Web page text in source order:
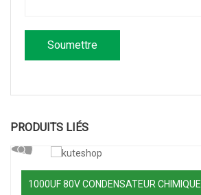
PRODUITS LIÉS
1000UF 80V CONDENSATEUR CHIMIQUE